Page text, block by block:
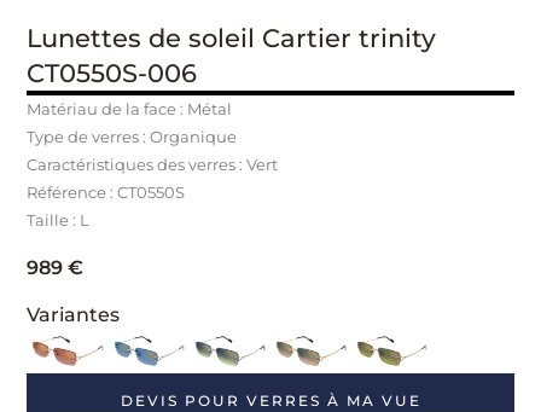
Lunettes de soleil Cartier trinity
CT0550S-006
Matériau de la face : Métal
Type de verres : Organique
Caractéristiques des verres : Vert
Référence : CT0550S
Taille : L
989€
Variantes
DEVIS POUR VERRES À MA VUE